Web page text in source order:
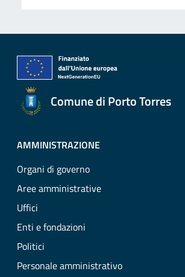
Comune di Porto Torres
AMMINISTRAZIONE
Organi di governo
Aree amministrative
Uffici
Enti e fondazioni
Politici
Personale amministrativo